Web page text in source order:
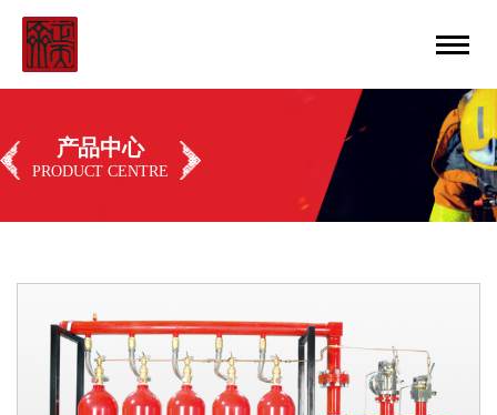
ENGLISH
产品中心
PRODUCT CENTRE